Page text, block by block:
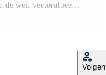
naadloos patroon met schattige amanita in de wei. vectorafbeeldingen. Pro Vector
Volgen